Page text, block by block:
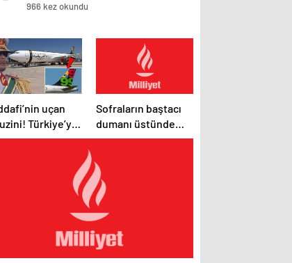
966 kez okundu
uçan
Türkiye’ye
her
Sofraların baştacı
dumanı üstünde
çorbalar